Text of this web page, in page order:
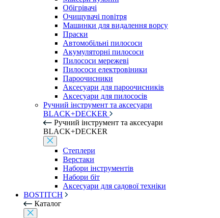
Обігрівачі
Очищувачі повітря
Машинки для видалення ворсу
Праски
Автомобільні пилососи
Акумуляторні пилососи
Пилососи мережеві
Пилососи електровіники
Пароочисники
Аксесуари для пароочисників
Аксесуари для пилососів
Ручний інструмент та аксесуари
BLACK+DECKER
Ручний інструмент та аксесуари
BLACK+DECKER
Степлери
Верстаки
Набори інструментів
Набори біт
Аксесуари для садової техніки
BOSTITCH
Каталог